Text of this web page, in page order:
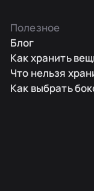
Полезное
Блог
Как хранить
Что нельзя
Как выбрать